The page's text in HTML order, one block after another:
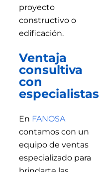
proyecto
constructivo o
edificación.
Ventaja
consultiva
con
especialistas
En FANOSA
contamos con un
equipo de ventas
especializado para